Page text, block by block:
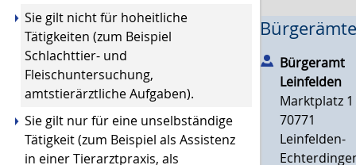
Sie gilt nicht für hoheitliche
Tätigkeiten (zum Beispiel
Schlachttier- und
Fleischuntersuchung,
amtstierärztliche Aufgaben).
Sie gilt nur für eine unselbständige
Tätigkeit (zum Beispiel als Assistenz
in einer Tierarztpraxis, als
Bürgeramt
Leinfelden
Marktplatz 1
70771
Leinfelden-